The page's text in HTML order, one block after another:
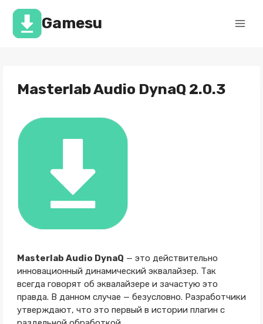
Перейти
содержимомуGamesu
Masterlab Audio DynaQ 2.0.3
Masterlab Audio DynaQ — это действительно
инновационный динамический эквалайзер. Так
всегда говорят об эквалайзере и зачастую это
правда. В данном случае — безусловно. Разработчики
утверждают, что это первый в истории плагин с